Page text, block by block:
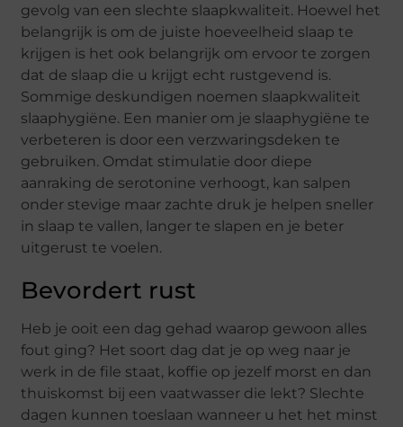
gevolg van een slechte slaapkwaliteit. Hoewel het
belangrijk is om de juiste hoeveelheid slaap te
krijgen is het ook belangrijk om ervoor te zorgen
dat de slaap die u krijgt echt rustgevend is.
Sommige deskundigen noemen slaapkwaliteit
slaaphygiëne. Een manier om je slaaphygiëne te
verbeteren is door een verzwaringsdeken te
gebruiken. Omdat stimulatie door diepe
aanraking de serotonine verhoogt, kan salpen
onder stevige maar zachte druk je helpen sneller
in slaap te vallen, langer te slapen en je beter
uitgerust te voelen.
Bevordert rust
Heb je ooit een dag gehad waarop gewoon alles
fout ging? Het soort dag dat je op weg naar je
werk in de file staat, koffie op jezelf morst en dan
thuiskomst bij een vaatwasser die lekt? Slechte
dagen kunnen toeslaan wanneer u het het minst